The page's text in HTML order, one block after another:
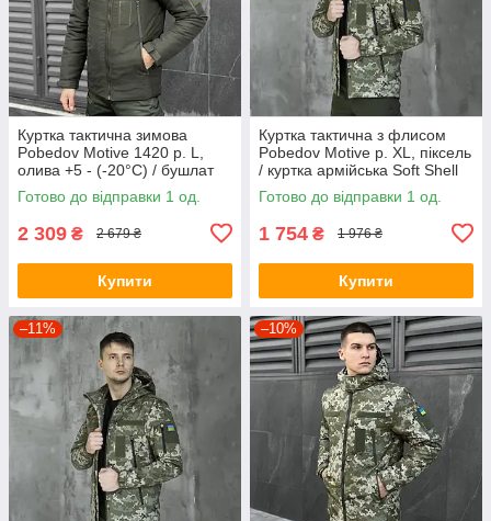
Куртка тактична зимова
Pobedov Motive 1420 р. L,
олива +5 - (-20°С) / бушлат
зимовий
Готово до відправки 1 од.
2 309 ₴ 2 679 ₴
Купити
Куртка тактична з флисом
Pobedov Motive р. XL, піксель
/ куртка армійська Soft Shell
весна осінь
Готово до відправки 1 од.
1 754 ₴ 1 976 ₴
Купити
–11% –10%